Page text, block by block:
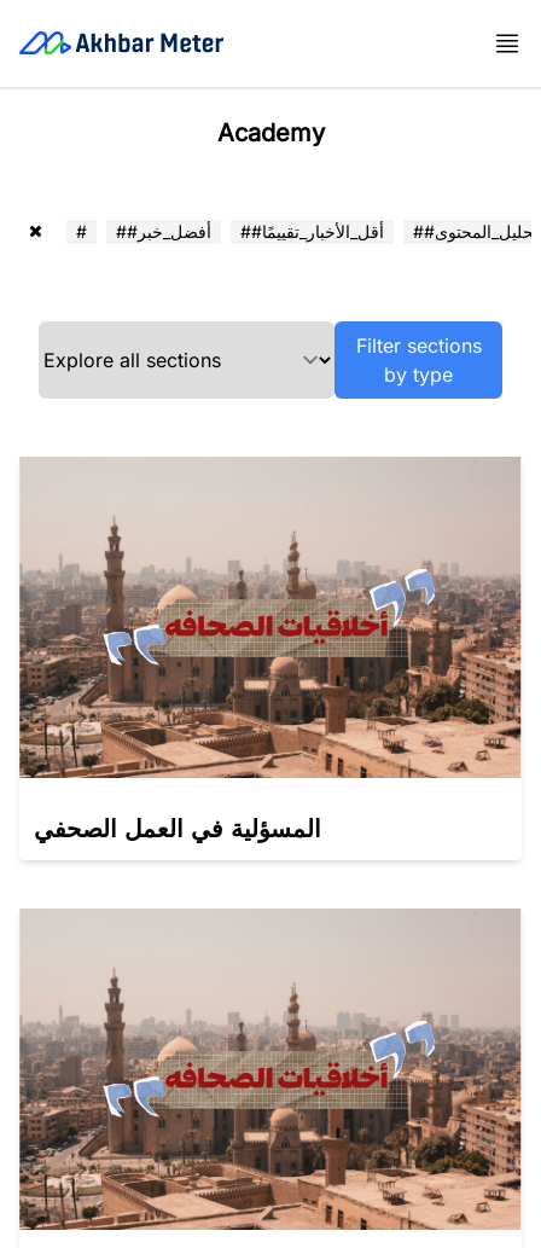
Academy
# ##أفضل_خبر ##أقل_الأخبار_تقييمًا ##تحليل_المحتوى
Filter sections
by type
المسؤلية في العمل الصحفي